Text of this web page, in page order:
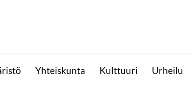
Yhteiskunta Kulttuuri Urheilu